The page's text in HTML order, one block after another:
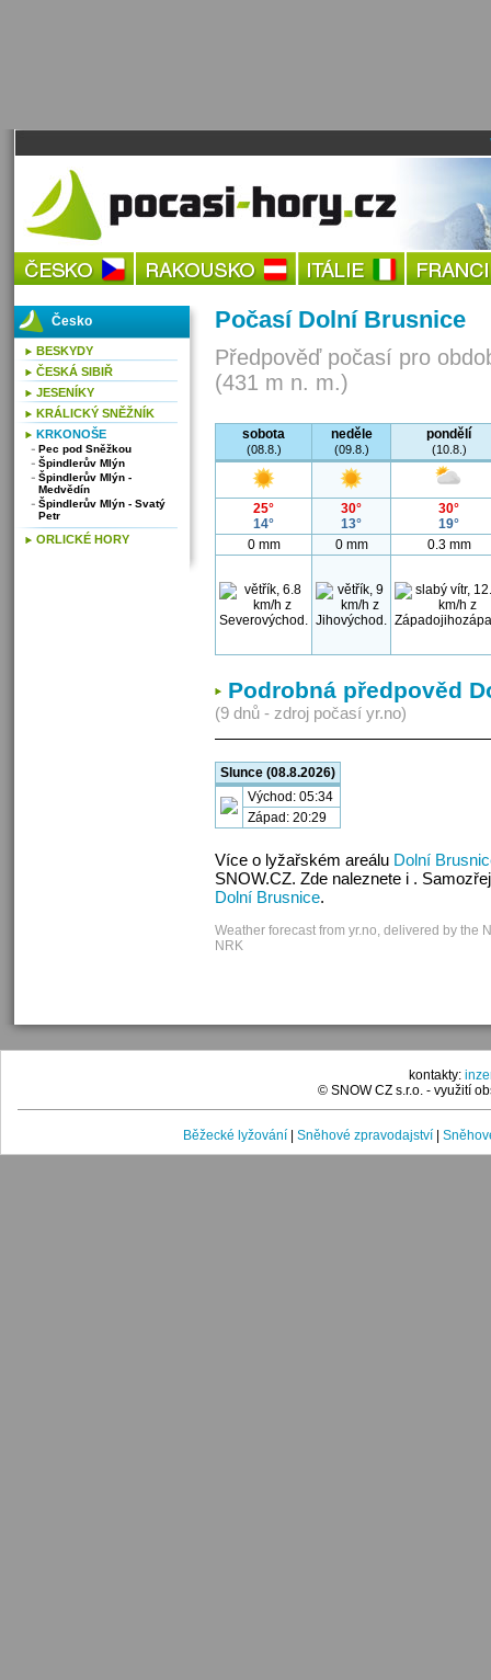
Počasí Dolní Brusnice
Předpověď počasí pro
(431 m n. m.)
sobota
(08.8.)
neděle
(09.8.)
pondělí
(10.8.)
25°
14°
30°
13°
30°
19°
0 mm
0 mm 0.3 mm
Podrobná předpověd
(9 dnů - zdroj počasí yr.no)
Slunce (08.8.2026)
Východ: 05:34
Západ: 20:29
Více o lyžařském areálu Dolní
SNOW.CZ. Zde naleznete i .
Dolní Brusnice.
Weather forecast from yr.no, delivered by the
NRK
Česko
BESKYDY
ČESKÁ SIBIŘ
JESENÍKY
KRÁLICKÝ SNĚŽNÍK
KRKONOŠE
Pec pod Sněžkou
Špindlerův Mlýn
Špindlerův Mlýn -
Medvědín
Špindlerův Mlýn - Svatý
Petr
ORLICKÉ HORY
kontakty:
© SNOW CZ s.r.o. - využití
Běžecké lyžování Sněhové zpravodajství